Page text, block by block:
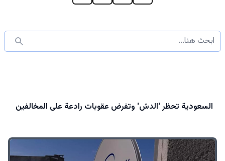
السعودية تحظر 'الدش' وتفرض عقوبات رادعة على المخالفين